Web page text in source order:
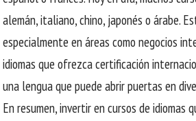
alemán, italiano, chino, japonés o árabe.
especialmente en áreas como negocios
idiomas que ofrezca certificación
una lengua que puede abrir puertas en
En resumen, invertir en cursos de